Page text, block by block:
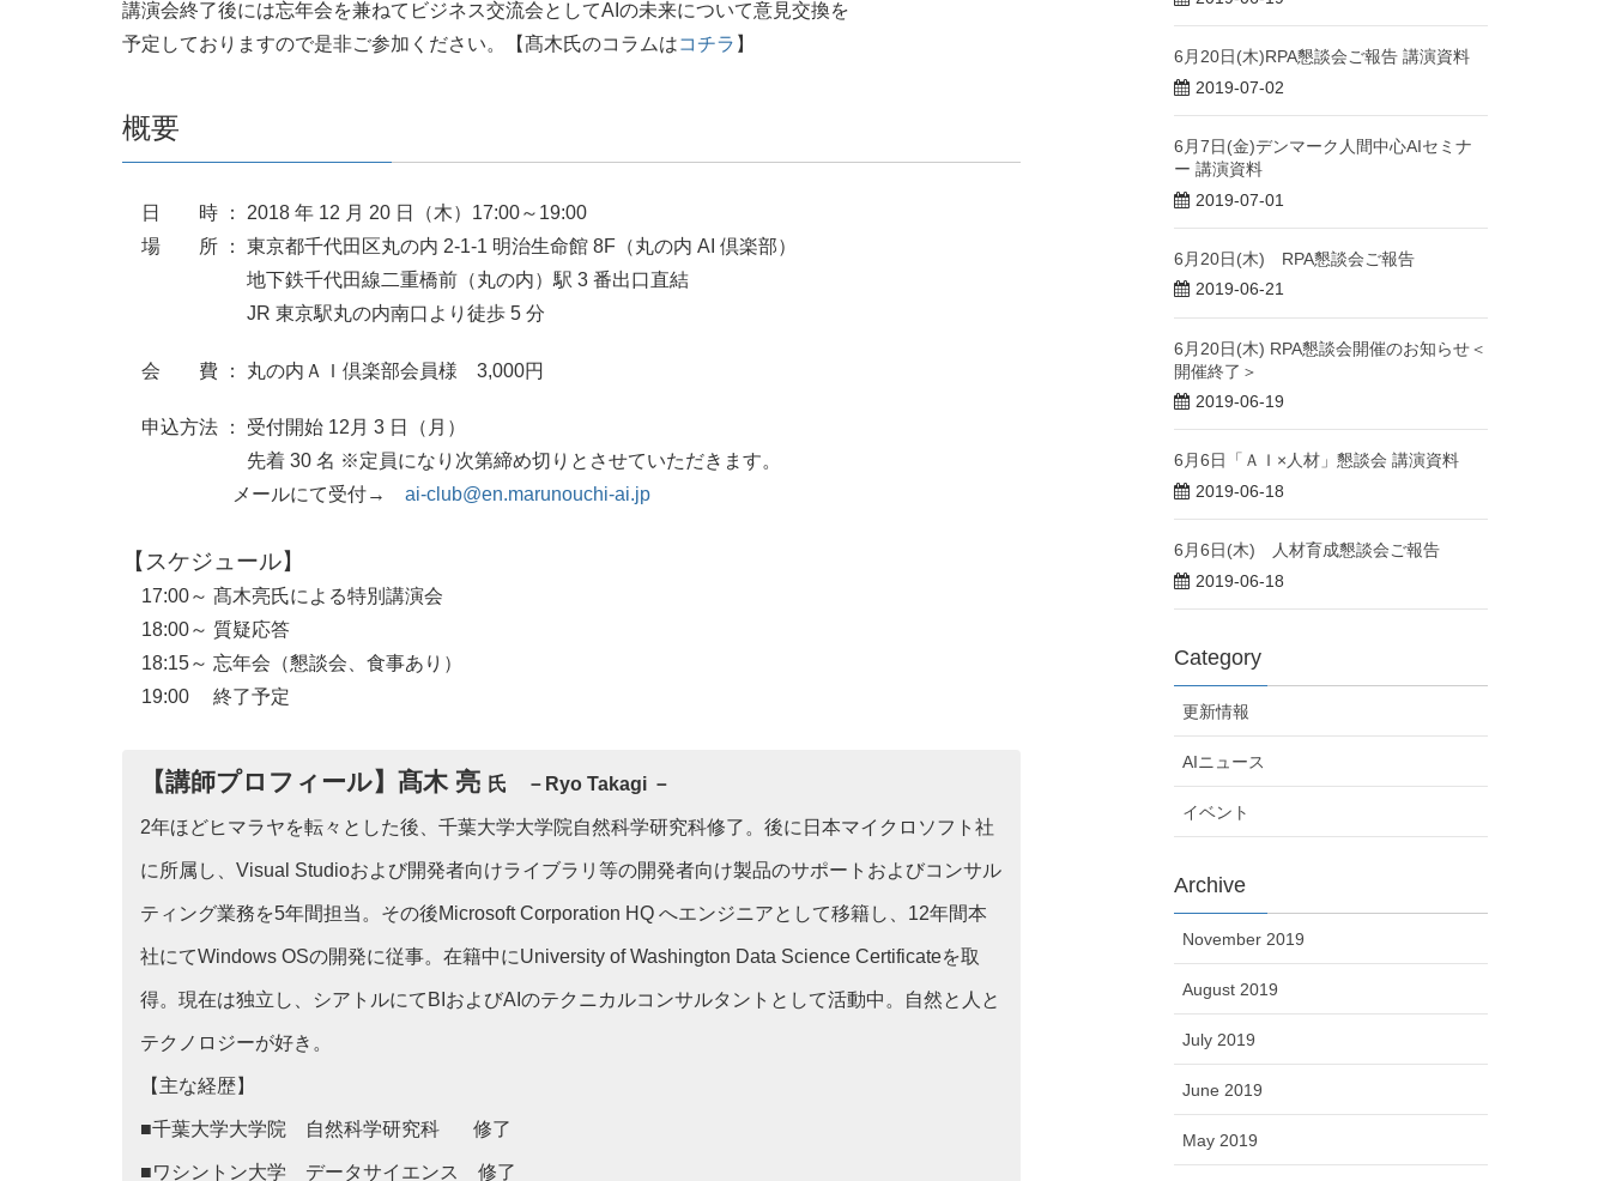
講演会終了後には忘年会を兼ねてビジネス交流会としてAIの未来について意見交換を
予定しておりますので是非ご参加ください。【髙木氏のコラムはコチラ 】
概要
日 時 ： 2018 年 12 月 20 日（木）17:00～19:00
場 所 ： 東京都千代田区丸の内 2-1-1 明治生命館 8F（丸の内 AI 倶楽部）
地下鉄千代田線二重橋前（丸の内）駅 3 番出口直結
JR 東京駅丸の内南口より徒歩 5 分
会 費 ： 丸の内ＡＩ倶楽部会員様 3,000円
申込方法 ： 受付開始 12月 3 日（月）
先着 30 名 ※定員になり次第締め切りとさせていただきます。
メールにて受付→ ai-club@en.marunouchi-ai.jp
【スケジュール】
17:00～ 髙木亮氏による特別講演会
18:00～ 質疑応答
18:15～ 忘年会（懇談会、食事あり）
19:00 終了予定
【講師プロフィール】髙木 亮 氏 －Ryo Takagi －
2年ほどヒマラヤを転々とした後、千葉大学大学院自然科学研究科修了。後に日本マイクロソフト社
に所属し、Visual Studioおよび開発者向けライブラリ等の開発者向け製品のサポートおよびコンサル
ティング業務を5年間担当。その後Microsoft Corporation HQ へエンジニアとして移籍し、12年間本
社にてWindows OSの開発に従事。在籍中にUniversity of Washington Data Science Certificateを取
得。現在は独立し、シアトルにてBIおよびAIのテクニカルコンサルタントとして活動中。自然と人と
テクノロジーが好き。
【主な経歴】
■千葉大学大学院 自然科学研究科 修了
■ワシントン大学 データサイエンス 修了
6月20日(木)RPA懇談会ご報告 講演資料
2019-07-02
6月7日(金)デンマーク人間中心AIセミナ
ー 講演資料
2019-07-01
6月20日(木) RPA懇談会ご報告
2019-06-21
6月20日(木) RPA懇談会開催のお知らせ＜
開催終了＞
2019-06-19
6月6日「ＡＩ×人材」懇談会 講演資料
2019-06-18
6月6日(木) 人材育成懇談会ご報告
2019-06-18
Category
更新情報
AIニュース
イベント
Archive
November 2019
August 2019
July 2019
June 2019
May 2019